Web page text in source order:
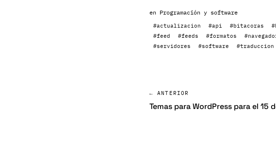
en Programación y software
#actualizacion #api #bitacoras
#feed
#feeds #formatos
#servidores
#software #traduccion
← ANTERIOR
Temas para WordPress para el 15